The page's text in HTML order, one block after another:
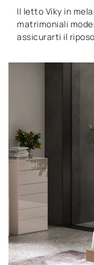
Il letto Viky in
matrimoniali
assicurarti il